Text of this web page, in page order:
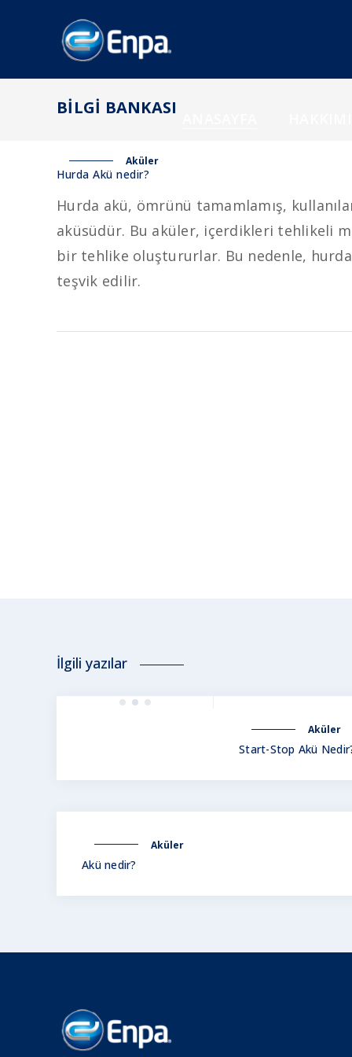
BILGI BANKASI
Aküler
Hurda Akü nedir?
Hurda akü, ömrünü tamamlamış,
aküsüdür. Bu aküler, içerdikleri tehlikeli
bir tehlike oluştururlar. Bu nedenle,
teşvik edilir.
İlgili yazılar
Aküler
Start-Stop Akü
Aküler
Akü nedir?